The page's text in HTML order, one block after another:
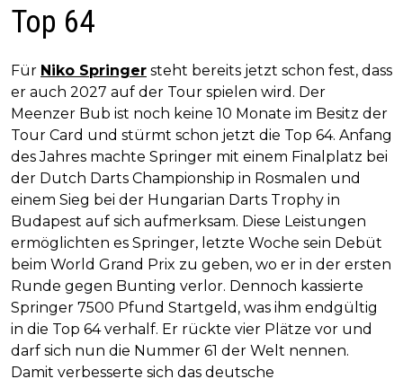
Top 64
Für Niko Springer steht bereits jetzt schon fest, dass
er auch 2027 auf der Tour spielen wird. Der
Meenzer Bub ist noch keine 10 Monate im Besitz der
Tour Card und stürmt schon jetzt die Top 64. Anfang
des Jahres machte Springer mit einem Finalplatz bei
der Dutch Darts Championship in Rosmalen und
einem Sieg bei der Hungarian Darts Trophy in
Budapest auf sich aufmerksam. Diese Leistungen
ermöglichten es Springer, letzte Woche sein Debüt
beim World Grand Prix zu geben, wo er in der ersten
Runde gegen Bunting verlor. Dennoch kassierte
Springer 7500 Pfund Startgeld, was ihm endgültig
in die Top 64 verhalf. Er rückte vier Plätze vor und
darf sich nun die Nummer 61 der Welt nennen.
Damit verbesserte sich das deutsche